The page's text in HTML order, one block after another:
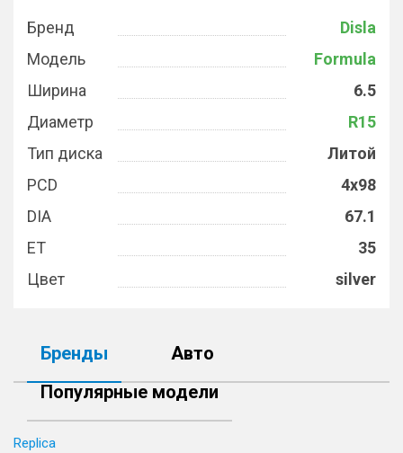
Бренд
Disla
Модель
Formula
Ширина
6.5
Диаметр
R15
Тип диска
Литой
PCD
4x98
DIA
67.1
ET
35
Цвет
silver
Бренды
Авто
Популярные модели
Replica